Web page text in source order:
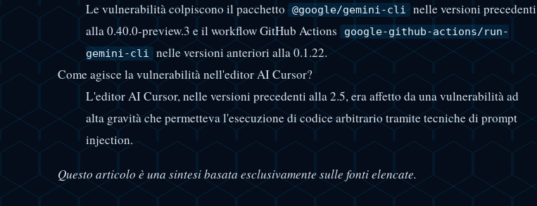
Le vulnerabilità colpiscono il pacchetto @google/gemini-cli nelle versioni precedenti
alla 0.40.0-preview.3 e il workflow GitHub Actions
google-github-actions/run-
gemini-cli
nelle versioni anteriori alla 0.1.22.
Come agisce la vulnerabilità nell'editor AI Cursor?
L'editor AI Cursor, nelle versioni precedenti alla 2.5, era affetto da una vulnerabilità ad
alta gravità che permetteva l'esecuzione di codice arbitrario tramite tecniche di prompt
injection.
Questo articolo è una sintesi basata esclusivamente sulle fonti elencate.